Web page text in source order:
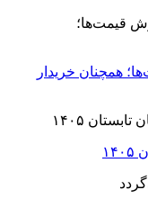
همچنان خریدار